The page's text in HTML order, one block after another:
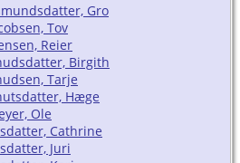
Gro
Tov
Reier
Birgith
Tarje
Hæge
Ole
Cathrine
Juri